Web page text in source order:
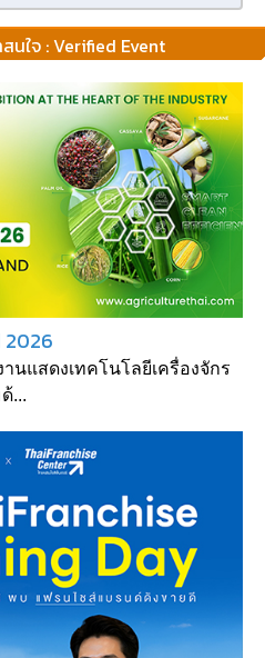
นใจ : Verified Event
2026
นแสดงเทคโนโลยีเครื่องจักร
...